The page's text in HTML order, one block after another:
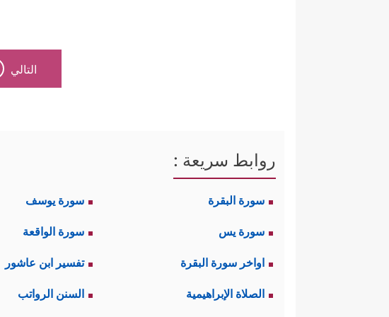
التالي
روابط سريعة :
سورة البقرة سورة يوسف
سورة يس سورة الواقعة
اواخر سورة البقرة تفسير ابن عاشور
الصلاة الإبراهيمية السنن الرواتب